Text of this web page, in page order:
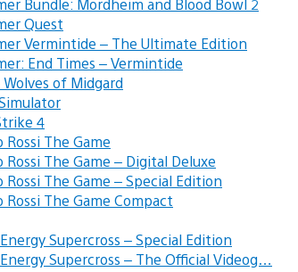
Quest
Vermintide – The Ultimate Edition
End Times – Vermintide
of Midgard
4
The Game
Rossi The Game – Digital Deluxe
The Game – Special Edition
Rossi The Game Compact
Supercross – Special Edition
Supercross – The Official Videog…